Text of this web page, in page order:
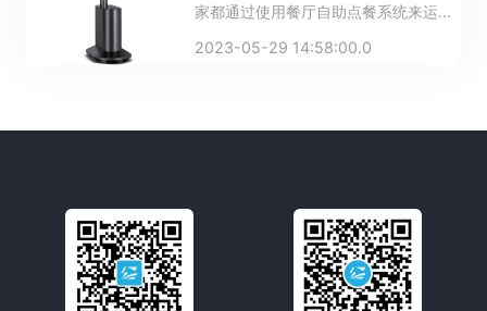
家都通过使用餐厅自助点餐系统来运营
化的特性，一些刚接触餐饮系统的商家
2023-05-29 14:58:00.0